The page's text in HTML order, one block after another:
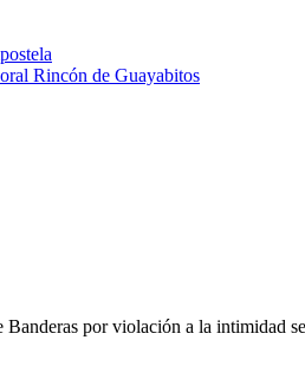
Rincón de Guayabitos
Banderas por violación a la intimidad